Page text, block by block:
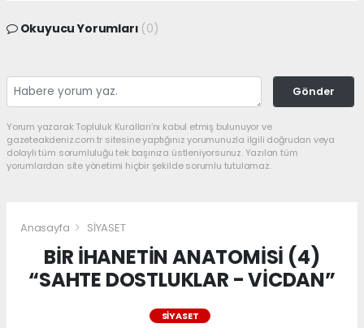
Okuyucu Yorumları (0)
Gönder
Yorum yazarak Topluluk Kuralları’nı kabul etmiş bulunuyor ve
gazeteakdeniz.com.tr sitesine yaptığınız yorumunuzla ilgili doğrudan veya
dolaylı tüm sorumluluğu tek başınıza üstleniyorsunuz. Yazılan tüm
yorumlardan site yönetimi hiçbir şekilde sorumlu tutulamaz.
Anasayfa SİYASET
BİR İHANETİN ANATOMİSİ (4)
“SAHTE DOSTLUKLAR - VİCDAN”
SİYASET